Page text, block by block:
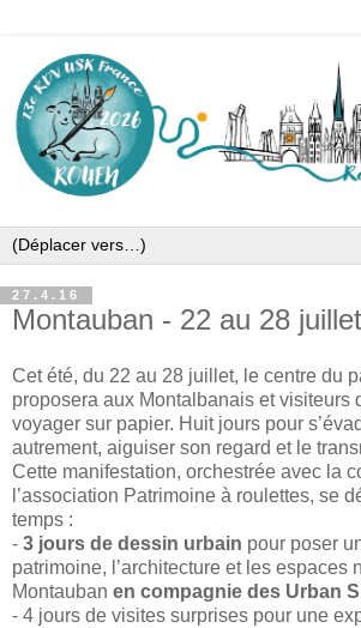
27.4.16
Montauban - 22 au 28
Cet été, du 22 au 28 juillet, le centre du
proposera aux Montalbanais et visiteurs
voyager sur papier. Huit jours pour
autrement, aiguiser son regard et le
Cette manifestation, orchestrée avec la
l’association Patrimoine à roulettes, se
temps :
- 3 jours de dessin urbain pour poser
patrimoine, l’architecture et les espaces
Montauban en compagnie des Urban
- 4 jours de visites surprises pour une